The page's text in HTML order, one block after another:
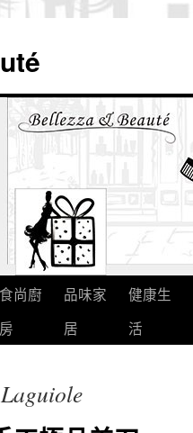
食尚廚
房
品味家
居
健康生
活